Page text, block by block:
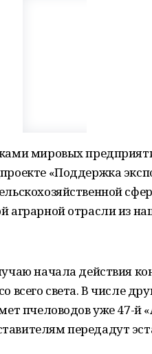
мировых
«Поддержка
аграрной отрасли из
начала действия
всего света. В числе
пчеловодов уже 47-й
передадут